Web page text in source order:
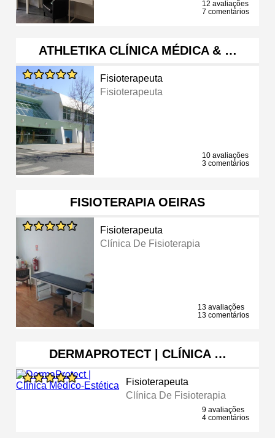
12 avaliações
7 comentários
ATHLETIKA CLÍNICA MÉDICA & …
Fisioterapeuta
Fisioterapeuta
10 avaliações
3 comentários
FISIOTERAPIA OEIRAS
Fisioterapeuta
Clínica De Fisioterapia
13 avaliações
13 comentários
DERMAPROTECT | CLÍNICA …
Fisioterapeuta
Clínica De Fisioterapia
9 avaliações
4 comentários